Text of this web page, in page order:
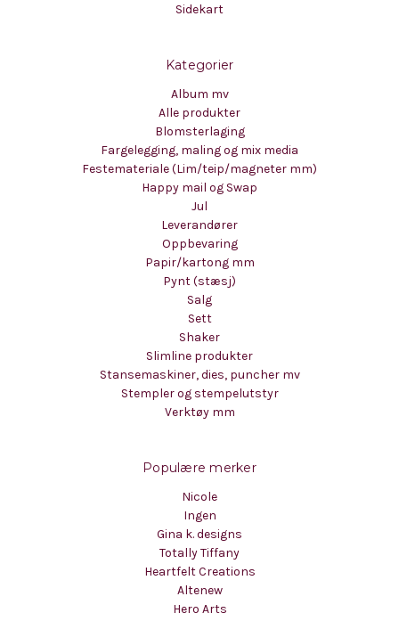
Sidekart
Kategorier
Album mv
Alle produkter
Blomsterlaging
Fargelegging, maling og mix media
Festemateriale (Lim/teip/magneter mm)
Happy mail og Swap
Jul
Leverandører
Oppbevaring
Papir/kartong mm
Pynt (stæsj)
Salg
Sett
Shaker
Slimline produkter
Stansemaskiner, dies, puncher mv
Stempler og stempelutstyr
Verktøy mm
Populære merker
Nicole
Ingen
Gina k. designs
Totally Tiffany
Heartfelt Creations
Altenew
Hero Arts